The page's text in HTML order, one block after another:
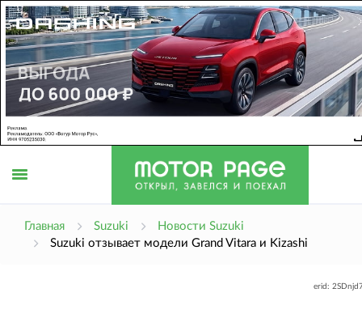
Главная Suzuki
Новости Suzuki
Suzuki отзывает модели Grand Vitara и Kizashi
erid: